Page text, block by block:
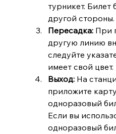
турникет. Билет
другой стороны.
Пересадка: При
другую линию
следуйте
имеет свой цвет.
Выход: На
приложите
одноразовый
Если вы
одноразовый